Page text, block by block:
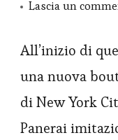
Lascia un
All’inizio di
una nuova
di New York
Panerai